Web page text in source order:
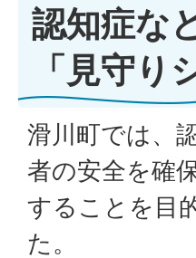
認知症な
「見守
滑川町では、
者の安全を確
することを目
た。